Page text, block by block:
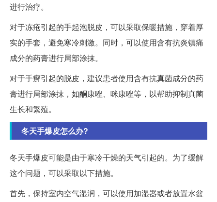
进行治疗。
对于冻疮引起的手起泡脱皮，可以采取保暖措施，穿着厚
实的手套，避免寒冷刺激。同时，可以使用含有抗炎镇痛
成分的药膏进行局部涂抹。
对于手癣引起的脱皮，建议患者使用含有抗真菌成分的药
膏进行局部涂抹，如酮康唑、咪康唑等，以帮助抑制真菌
生长和繁殖。
冬天手爆皮怎么办?
冬天手爆皮可能是由于寒冷干燥的天气引起的。为了缓解
这个问题，可以采取以下措施。
首先，保持室内空气湿润，可以使用加湿器或者放置水盆